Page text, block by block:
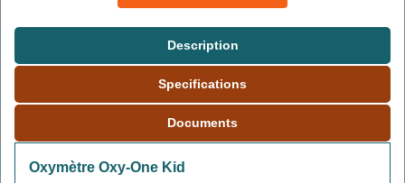
Description
Specifications
Documents
Oxymètre Oxy-One Kid